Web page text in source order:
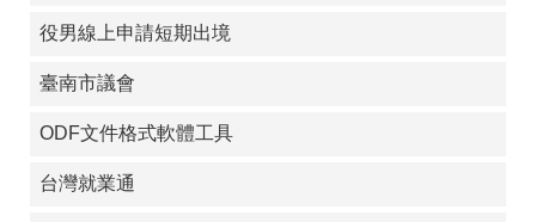
役男線上申請短期出境
臺南市議會
ODF文件格式軟體工具
台灣就業通